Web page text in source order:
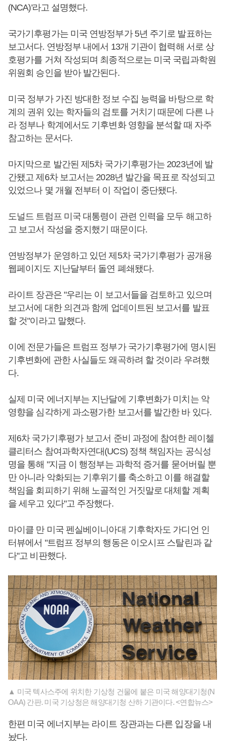
(NCA)'라고 설명했다.
국가기후평가는 미국 연방정부가 5년 주기로 발표하는
보고서다. 연방정부 내에서 13개 기관이 협력해 서로 상
호평가를 거쳐 작성되며 최종적으로는 미국 국립과학원
위원회 승인을 받아 발간된다.
미국 정부가 가진 방대한 정보 수집 능력을 바탕으로 학
계의 권위 있는 학자들의 검토를 거치기 때문에 다른 나
라 정부나 학계에서도 기후변화 영향을 분석할 때 자주
참고하는 문서다.
마지막으로 발간된 제5차 국가기후평가는 2023년에 발
간됐고 제6차 보고서는 2028년 발간을 목표로 작성되고
있었으나 몇 개월 전부터 이 작업이 중단됐다.
도널드 트럼프 미국 대통령이 관련 인력을 모두 해고하
고 보고서 작성을 중지했기 때문이다.
연방정부가 운영하고 있던 제5차 국가기후평가 공개용
웹페이지도 지난달부터 돌연 폐쇄됐다.
라이트 장관은 "우리는 이 보고서들을 검토하고 있으며
보고서에 대한 의견과 함께 업데이트된 보고서를 발표
할 것"이라고 말했다.
이에 전문가들은 트럼프 정부가 국가기후평가에 명시된
기후변화에 관한 사실들도 왜곡하려 할 것이라 우려했
다.
실제 미국 에너지부는 지난달에 기후변화가 미치는 악
영향을 심각하게 과소평가한 보고서를 발간한 바 있다.
제6차 국가기후평가 보고서 준비 과정에 참여한 레이첼
클리터스 참여과학자연대(UCS) 정책 책임자는 공식성
명을 통해 "지금 이 행정부는 과학적 증거를 묻어버릴 뿐
만 아니라 악화되는 기후위기를 축소하고 이를 해결할
책임을 회피하기 위해 노골적인 거짓말로 대체할 계획
을 세우고 있다"고 주장했다.
마이클 만 미국 펜실베이니아대 기후학자도 가디언 인
터뷰에서 "트럼프 정부의 행동은 이오시프 스탈린과 같
다"고 비판했다.
▲ 미국 텍사스주에 위치한 기상청 건물에 붙은 미국 해양대기청(N
OAA) 간판. 미국 기상청은 해양대기청 산하 기관이다. <연합뉴스>
한편 미국 에너지부는 라이트 장관과는 다른 입장을 내
놨다.